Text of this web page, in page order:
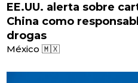
EE.UU. alerta sobre
China como
drogas
México 🇲🇽